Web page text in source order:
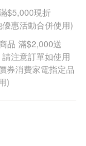
$5,000現折
惠活動合併使用)
品 滿$2,000送
注意訂單如使用
券消費家電指定品
)